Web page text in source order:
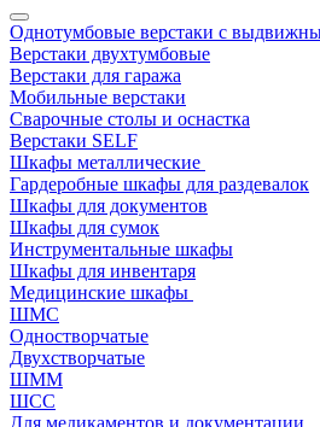
Однотумбовые верстаки с
Верстаки двухтумбовые
Верстаки для гаража
Мобильные верстаки
Сварочные столы и оснастка
Верстаки SELF
Шкафы металлические
Гардеробные шкафы для раздевалок
Шкафы для документов
Шкафы для сумок
Инструментальные шкафы
Шкафы для инвентаря
Медицинские шкафы
ШМС
Одностворчатые
Двухстворчатые
ШММ
ШСС
Для медикаментов и документации